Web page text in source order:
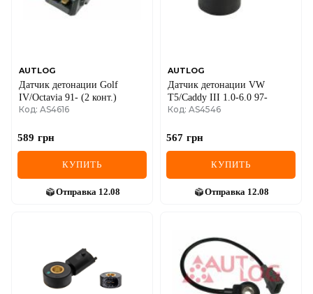
AUTLOG
Датчик детонации Golf
IV/Octavia 91- (2 конт.)
Код: AS4616
589 грн
КУПИТЬ
Отправка 12.08
AUTLOG
Датчик детонации VW
T5/Caddy III 1.0-6.0 97-
Код: AS4546
567 грн
КУПИТЬ
Отправка 12.08